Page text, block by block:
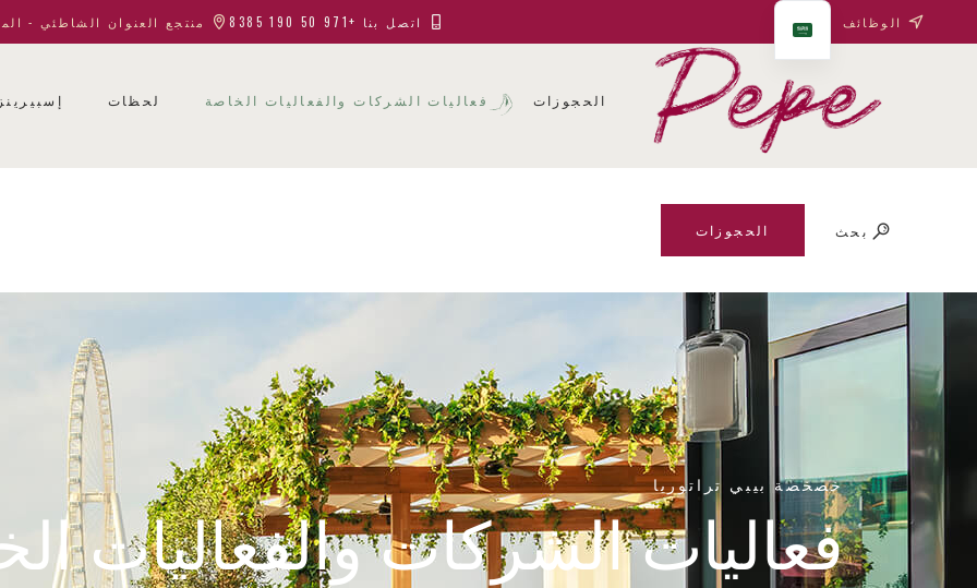
اتصل بنا +971 50 190 8385 منتجع العنوان الشاطئي - الوظائف
لحظات فعاليات الشركات والفعاليات الخاصة الحجوزات
بحث الحجوزات
خصخصة بيبي تراتوريا
فعاليات الشركات والفعاليات